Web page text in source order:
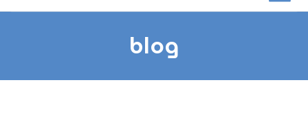
blog